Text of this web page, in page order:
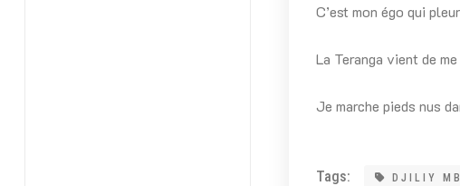
C’est mon égo qui
La Teranga vient de
Je marche pieds nus
Tags: DJILIY